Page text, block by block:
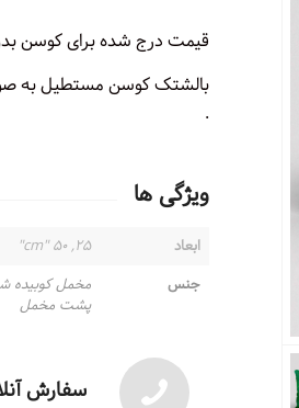
قیمت درج شده برای کوسن
.
ویژگی ها
ابعاد
۲۵, ۵۰ "cm"
جنس
مخمل کوبیده
پشت مخمل
سفارش